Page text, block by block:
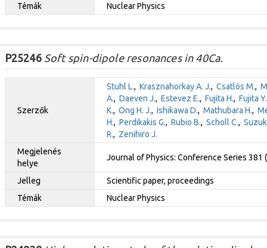
Témák
Nuclear Physics
P25246Soft spin-dipole resonances in 40Ca.
Szerzők
Stuhl L., Krasznahorkay A. J., Csatlós M.,
A., Daeven J., Estevez E., Fujita H., Fujita Y.
K., Ong H. J., Ishikawa D., Mathubara H.,
H., Perdikakis G., Rubio B., Scholl C.,
R., Zenihiro J.
Megjelenés
helye
Journal of Physics: Conference Series 381
Jelleg
Scientific paper, proceedings
Témák
Nuclear Physics